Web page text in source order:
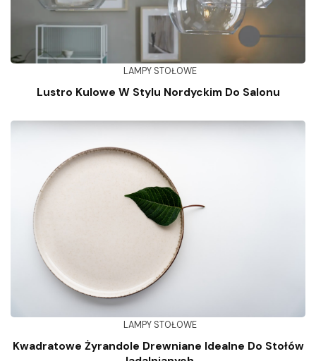
LAMPY STOŁOWE
Lustro Kulowe W Stylu Nordyckim Do Salonu
LAMPY STOŁOWE
Kwadratowe Żyrandole Drewniane Idealne Do Stołów